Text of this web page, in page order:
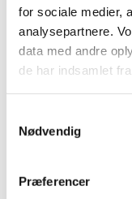
for sociale medier,
analysepartnere.
data med andre
de har indsamlet
Nødvendig
Præferencer